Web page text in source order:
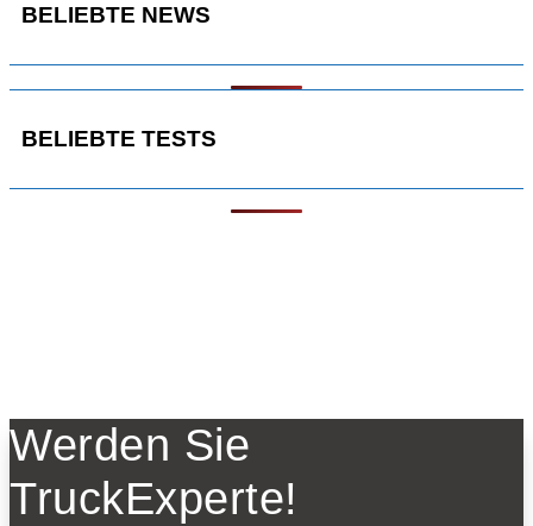
BELIEBTE NEWS
BELIEBTE TESTS
Werden Sie
TruckExperte!